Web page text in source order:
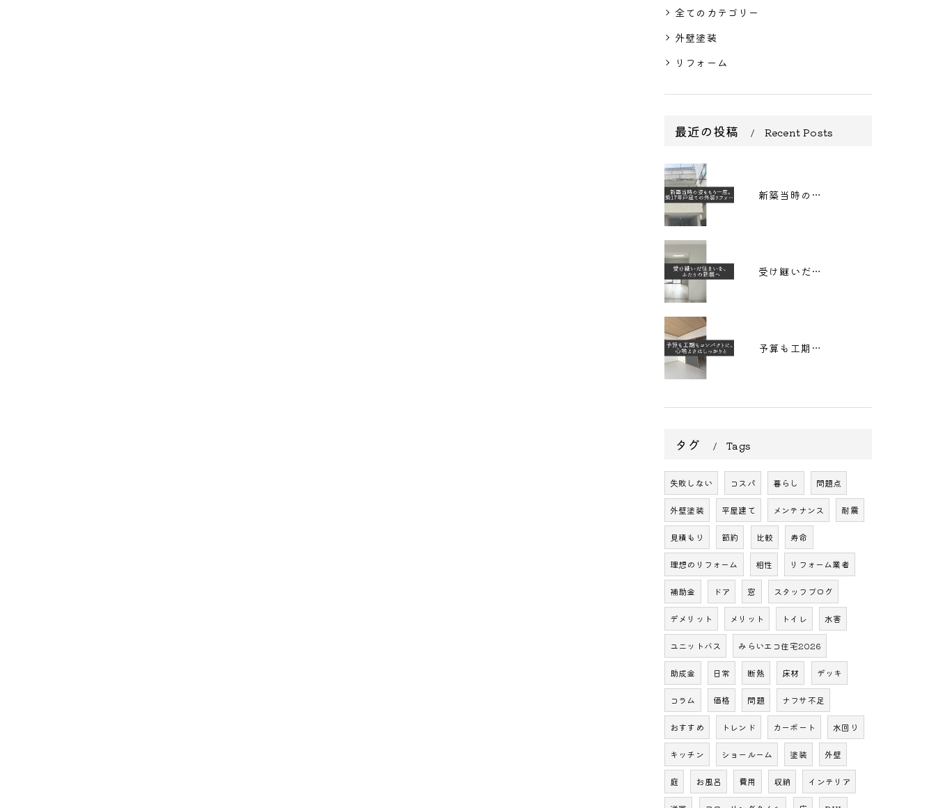
全てのカテゴリー
外壁塗装
リフォーム
最近の投稿 Recent Posts
新築当時の姿をもう一度。築17年戸建ての外装リフォーム
受け継いだ住まいを、 ふたりの新居へ
予算も工期もコンパクトに、心地よさはしっかりと
タグ Tags
失敗しない コスパ 暮らし 問題点
外壁塗装 平屋建て メンテナンス 耐震
見積もり 節約 比較 寿命
理想のリフォーム 相性 リフォーム業者
補助金 ドア 窓 スタッフブログ
デメリット メリット トイレ 水害
ユニットバス みらいエコ住宅2026
助成金 日常 断熱 床材 デッキ
コラム 価格 問題 ナフサ不足
おすすめ トレンド カーポート 水回り
キッチン ショールーム 塗装 外壁
庭 お風呂 費用 収納 インテリア